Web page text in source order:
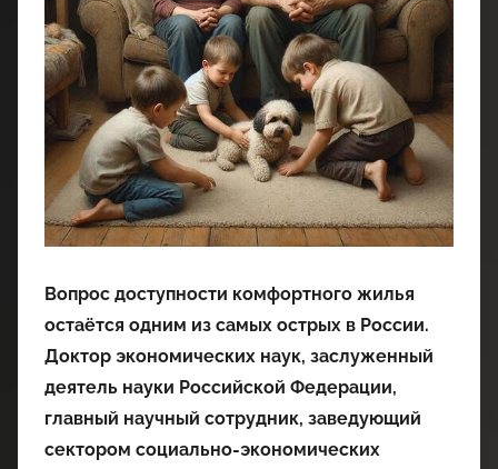
Вопрос доступности комфортного жилья
остаётся одним из самых острых в России.
Доктор экономических наук, заслуженный
деятель науки Российской Федерации,
главный научный сотрудник, заведующий
сектором социально-экономических